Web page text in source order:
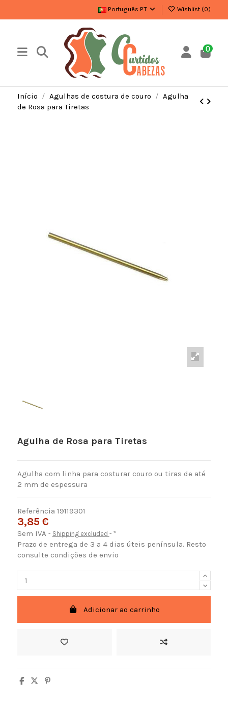
Português PT Wishlist (0)
0
Início Agulhas de costura de couro
Agulha
de Rosa para Tiretas
Agulha de Rosa para Tiretas
Agulha com linha para costurar couro ou tiras de até
2 mm de espessura
Referência 19119301
3,85 €
Sem IVA Shipping excluded *
Prazo de entrega de 3 a 4 dias úteis península. Resto
consulte condições de envio
Adicionar ao carrinho